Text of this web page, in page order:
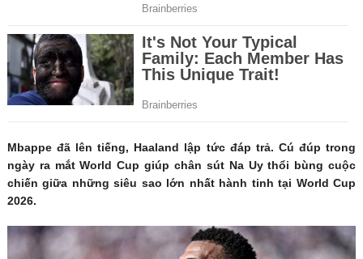
Mbappe đã lên tiếng, Haaland lập tức đáp trả. Cú đúp trong
ngày ra mắt World Cup giúp chân sút Na Uy thổi bùng cuộc
chiến giữa những siêu sao lớn nhất hành tinh tại World Cup
2026.